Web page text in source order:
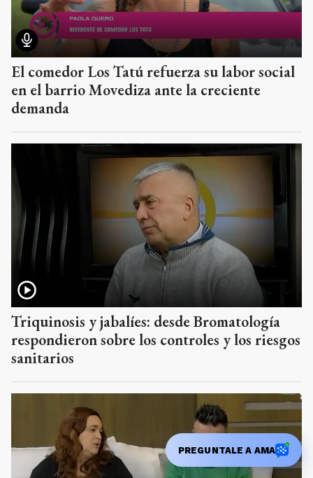
El comedor Los Tatú refuerza su labor social
en el barrio Movediza ante la creciente
demanda
Triquinosis y jabalíes: desde Bromatología
respondieron sobre los controles y los riesgos
sanitarios
PREGUNTALE A AMA